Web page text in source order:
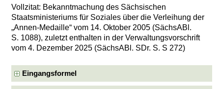
Vollzitat: Bekanntmachung des Sächsischen
Staatsministeriums für Soziales über die Verleihung der
„Annen-Medaille“ vom 14. Oktober 2005 (SächsABl.
S. 1088), zuletzt enthalten in der Verwaltungsvorschrift
vom 4. Dezember 2025 (SächsABl. SDr. S. S 272)
Eingangsformel